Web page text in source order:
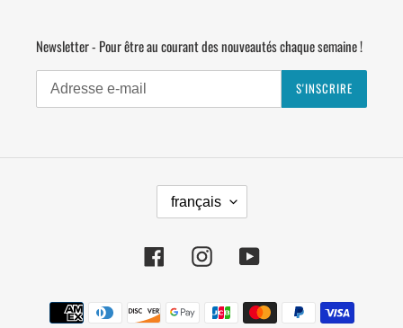
Newsletter - Pour être au courant des nouveautés chaque semaine !
S'INSCRIRE
L
A
G
U
français
FacebookInstagramYouTube
Moyens
de